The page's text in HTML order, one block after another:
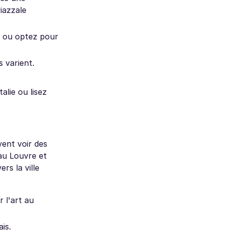
ou optez pour
varient.
ou lisez
voir des
Louvre et
la ville
l'art au